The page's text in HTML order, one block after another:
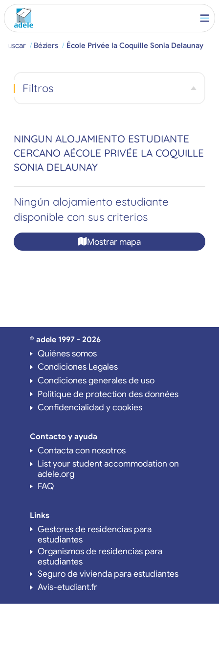
Buscar Béziers École Privée la Coquille Sonia Delaunay
NINGUN ALOJAMIENTO ESTUDIANTE
CERCANO AÉCOLE PRIVÉE LA COQUILLE
SONIA DELAUNAY
Ningún alojamiento estudiante
disponible con sus criterios
Mostrar mapa
Filtros
© adele 1997 - 2026
Quiénes somos
Condiciones Legales
Condiciones generales de uso
Politique de protection des données
Confidencialidad y cookies
Contacto y ayuda
Contacta con nosotros
List your student accommodation on
adele.org
FAQ
Links
Gestores de residencias para
estudiantes
Organismos de residencias para
estudiantes
Seguro de vivienda para estudiantes
Avis-etudiant.fr